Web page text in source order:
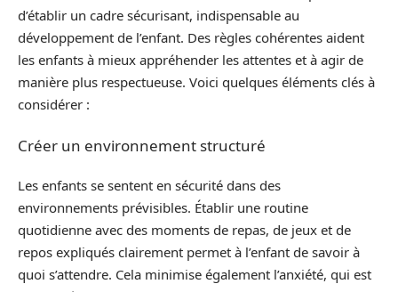
d’établir un cadre sécurisant, indispensable au
développement de l’enfant. Des règles cohérentes aident
les enfants à mieux appréhender les attentes et à agir de
manière plus respectueuse. Voici quelques éléments clés à
considérer :
Créer un environnement structuré
Les enfants se sentent en sécurité dans des
environnements prévisibles. Établir une routine
quotidienne avec des moments de repas, de jeux et de
repos expliqués clairement permet à l’enfant de savoir à
quoi s’attendre. Cela minimise également l’anxiété, qui est